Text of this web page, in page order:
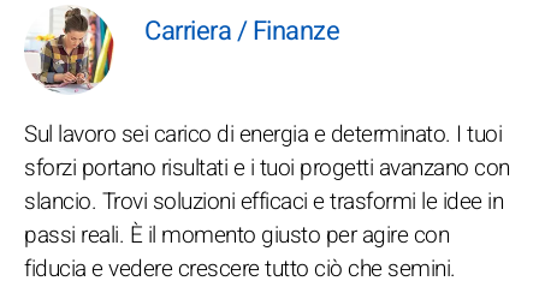
Carriera / Finanze
Sul lavoro sei carico di energia e determinato. I tuoi
sforzi portano risultati e i tuoi progetti avanzano con
slancio. Trovi soluzioni efficaci e trasformi le idee in
passi reali. È il momento giusto per agire con
fiducia e vedere crescere tutto ciò che semini.